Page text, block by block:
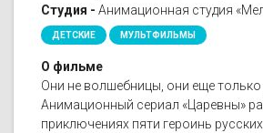
Студия - Анимационная студия
ДЕТСКИЕ МУЛЬТФИЛЬМЫ
О фильме
Они не волшебницы, они еще только
Анимационный сериал «Царевны»
приключениях пяти героинь